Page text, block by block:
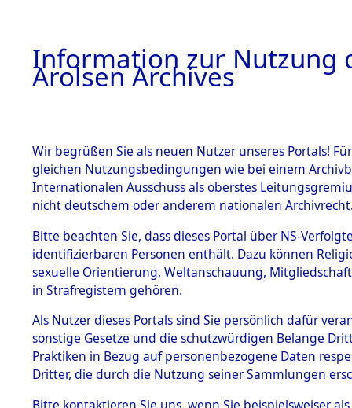
BESTÄNDE
1.
Inhaftierungsdoku
mente
1.2.9 Beim ITS
verwahrte
1.2.9.1
Effekten aus
dem KZ
Dachau
Effekten aus
3Akten
WASSILI
geb. 5. Mai 1918
Land
Ukraine
Information zur Nutzung
Arolsen Archives
Wir begrüßen Sie als neuen Nutzer unseres Portals!
gleichen Nutzungsbedingungen wie bei einem
Internationalen Ausschuss als oberstes
nicht deutschem oder anderem nationalen
Bitte beachten Sie, dass dieses Portal über NS-
identifizierbaren Personen enthält. Dazu können
sexuelle Orientierung, Weltanschauung,
in Strafregistern gehören.
Als Nutzer dieses Portals sind Sie persönlich dafür
sonstige Gesetze und die schutzwürdigen Belange
Praktiken in Bezug auf personenbezogene Daten
Dritter, die durch die Nutzung seiner Sammlungen